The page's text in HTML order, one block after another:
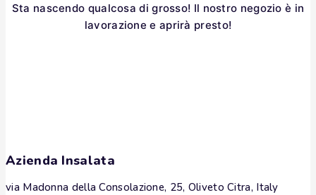
Sta nascendo qualcosa di grosso! Il nostro negozio è in
lavorazione e aprirà presto!
Azienda Insalata
via Madonna della Consolazione, 25, Oliveto Citra, Italy